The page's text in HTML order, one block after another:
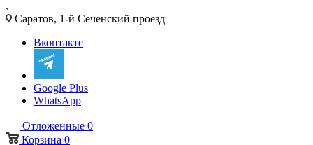
Саратов, 1-й Сеченский проезд
Вконтакте
Google Plus
WhatsApp
Отложенные 0
Корзина 0